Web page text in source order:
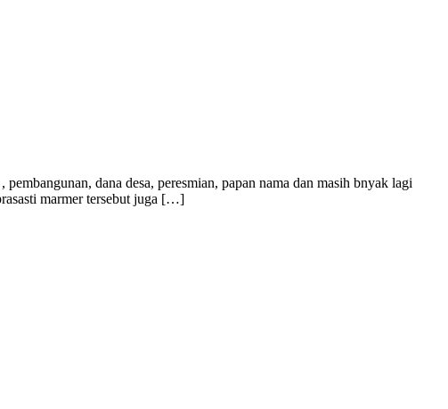
dana desa, peresmian, papan nama dan masih bnyak lagi
marmer tersebut juga […]